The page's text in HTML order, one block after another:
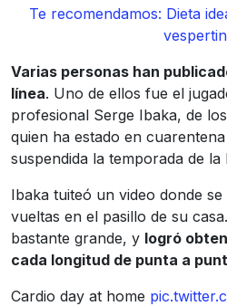
Te recomendamos: Dieta
Varias personas han
línea. Uno de ellos fue el
profesional Serge Ibaka, de
quien ha estado en
suspendida la temporada de la
Ibaka tuiteó un video donde
vueltas en el pasillo de su
bastante grande, y logró
cada longitud de punta a
Cardio day at home